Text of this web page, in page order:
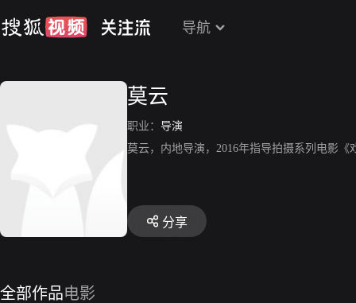
导航
莫云
职业： 导演
莫云，内地导演，2016年指导拍摄系列电影《
分享
全部作品电影